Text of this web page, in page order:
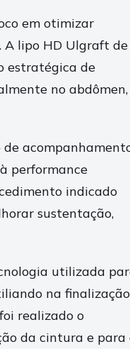
em otimizar
A lipo HD Ulgraft de
estratégica de
no abdômen,
performance
indicado
sustentação,
utilizada
na finalização
realizado o
da cintura e para